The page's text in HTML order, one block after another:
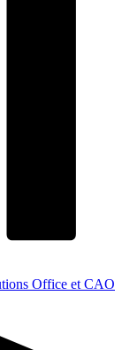
Office et CAO